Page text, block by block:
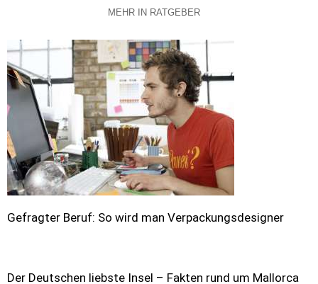
MEHR IN RATGEBER
Gefragter Beruf: So wird man Verpackungsdesigner
Der Deutschen liebste Insel – Fakten rund um Mallorca